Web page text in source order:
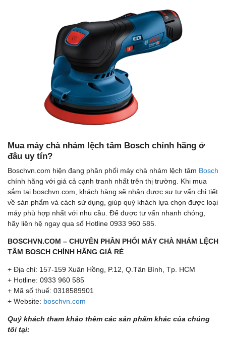
Mua máy chà nhám lệch tâm Bosch chính hãng ở
đâu uy tín?
Boschvn.com hiện đang phân phối máy chà nhám lệch tâm Bosch
chính hãng với giá cả cạnh tranh nhất trên thị trường. Khi mua
sắm tại boschvn.com, khách hàng sẽ nhận được sự tư vấn chi tiết
về sản phẩm và cách sử dụng, giúp quý khách lựa chọn được loại
máy phù hợp nhất với nhu cầu. Để được tư vấn nhanh chóng,
hãy liên hệ ngay qua số Hotline 0933 960 585.
BOSCHVN.COM – CHUYÊN PHÂN PHỐI MÁY CHÀ NHÁM LỆCH
TÂM BOSCH CHÍNH HÃNG GIÁ RẺ
+ Địa chỉ: 157-159 Xuân Hồng, P.12, Q.Tân Bình, Tp. HCM
+ Hotline: 0933 960 585
+ Mã số thuế: 0318589901
+ Website: boschvn.com
Quý khách tham khảo thêm các sản phẩm khác của chúng
tôi tại: